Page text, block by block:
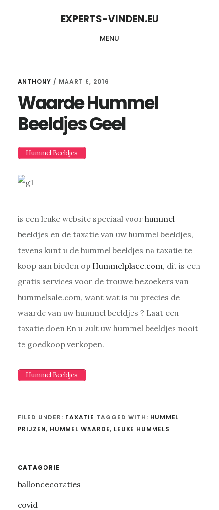
EXPERTS-VINDEN.EU
MENU
ANTHONY / MAART 6, 2016
Waarde Hummel
Beeldjes Geel
Hummel Beeldjes
is een leuke website speciaal voor hummel
beeldjes en de taxatie van uw hummel beeldjes,
tevens kunt u de hummel beeldjes na taxatie te
koop aan bieden op Hummelplace.com, dit is een
gratis services voor de trouwe bezoekers van
hummelsale.com, want wat is nu precies de
waarde van uw hummel beeldjes ? Laat een
taxatie doen En u zult uw hummel beeldjes nooit
te goedkoop verkopen.
Hummel Beeldjes
FILED UNDER: TAXATIE TAGGED WITH: HUMMEL
PRIJZEN, HUMMEL WAARDE, LEUKE HUMMELS
Primary
Sidebar
CATAGORIE
ballondecoraties
covid